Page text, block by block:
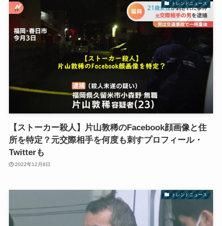
トレンドニュース
【ストーカー殺人】片山敦稀のFacebook顔画像と住
所を特定？元交際相手を何度も刺すプロフィール・
Twitterも
2022年12月8日
トレンドニュース